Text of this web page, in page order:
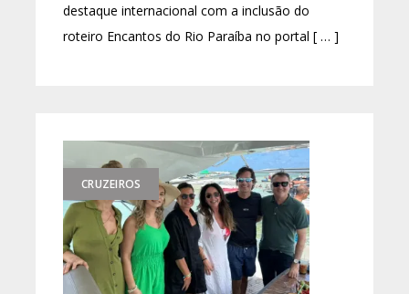
destaque internacional com a inclusão do
roteiro Encantos do Rio Paraíba no portal [ … ]
CRUZEIROS